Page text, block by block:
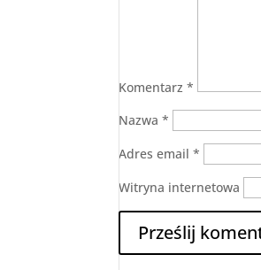
Komentarz*
Nazwa*
Adres email*
Witryna internetowa